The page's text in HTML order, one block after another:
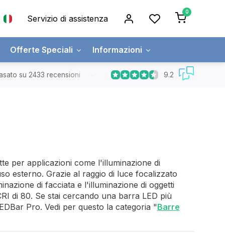
Servizio di assistenza
0
Offerte Speciali Informazioni
su 2433 recensioni Spedizione gratuitaOrdini superiori a
9.2
per applicazioni come l'illuminazione di
esterno. Grazie al raggio di luce focalizzato
di facciata e l'illuminazione di oggetti
di 80. Se stai cercando una barra LED più
Pro. Vedi per questo la categoria "Barre